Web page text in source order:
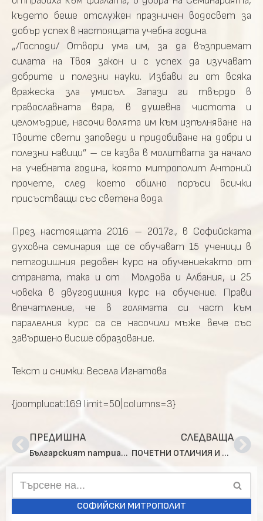
където беше отслужен празничен водосвет за
добър успех в настоящата учебна година.
„/Господи/ Отвори ума им, за да възприемат
силата на Твоя закон и с успех да изучават
добрите и полезни науки. Избави ги от всяка
вражеска зла умисъл. Запази ги твърдо в
православната вяра, в душевна чистота и
целомъдрие, насочи волята им към изпълняване на
Твоите свети заповеди и придобиване на добри и
полезни навици” – се казва в молитвата за начало
на учебната година, която митрополит Антоний
прочете, след което обилно поръси всички
присъстващи със светена вода.
През настоящата 2016 – 2017г., в Софийската
духовна семинария ще се обучават 15 ученици в
петгодишния редовен курс на обучениекакто от
страната, така и от Молдова и Албания, и 25
човека в двугодишния курс на обучение. Прави
впечатление, че в голямата си част към
паралелния курс са се насочили мъже вече със
завършено висше образование.
Текст и снимки: Весела Игнатова
{joomplucat:169 limit=50|columns=3}
ПРЕДИШНА
Българският патриарх Неофит прие руска делегация водена от Воронежки и Лискински митрополит Сергий
СЛЕДВАЩА
ПОЧЕТНИ ОТЛИЧИЯ И ПРИВЕТСТВИЯ по повод 70-годишнината на патриарх Неофит
СОФИЙСКИ МИТРОПОЛИТ